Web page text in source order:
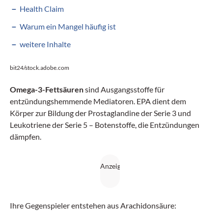
Health Claim
Warum ein Mangel häufig ist
weitere Inhalte
bit24/stock.adobe.com
Omega-3-Fettsäurensind Ausgangsstoffe für
entzündungshemmende Mediatoren. EPA dient dem
Körper zur Bildung der Prostaglandine der Serie 3 und
Leukotriene der Serie 5 – Botenstoffe, die Entzündungen
dämpfen.
Ihre Gegenspieler entstehen aus Arachidonsäure: